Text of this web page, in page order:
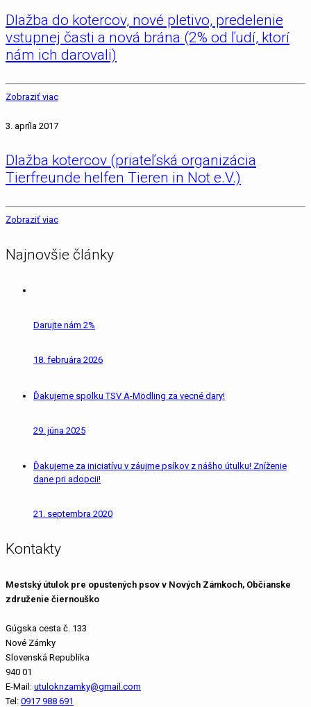
Dlažba do kotercov, nové pletivo, predelenie
vstupnej časti a nová brána (2% od ľudí, ktorí
nám ich darovali)
Zobraziť viac
3. apríla 2017
Dlažba kotercov (priateľská organizácia
Tierfreunde helfen Tieren in Not e.V.)
Zobraziť viac
Najnovšie články
Darujte nám 2%
18. februára 2026
Ďakujeme spolku TSV A-Mödling za vecné dary!
29. júna 2025
Ďakujeme za iniciatívu v záujme psíkov z nášho útulku! Zníženie
dane pri adopcii!
21. septembra 2020
Kontakty
Mestský útulok pre opustených psov v Nových Zámkoch, Občianske
združenie čiernouško
Gúgska cesta č. 133
Nové Zámky
Slovenská Republika
940 01
E-Mail: utuloknzamky@gmail.com
Tel: 0917 988 691